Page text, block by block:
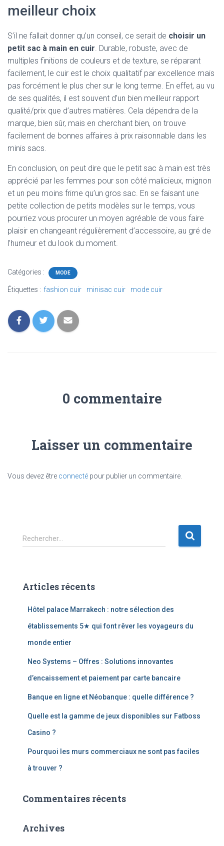
meilleur choix
S’il ne fallait donner qu’un conseil, ce serait de choisir un
petit sac à main en cuir . Durable, robuste, avec de
multiples finitions de couleurs et de texture, se réparant
facilement, le cuir est le choix qualitatif par excellence mais
pas forcément le plus cher sur le long terme. En effet, au vu
de ses qualités, il est souvent d’un bien meilleur rapport
qualité/prix que d’autres matières. Cela dépendra de la
marque, bien sûr, mais en cherchant bien, on trouve
facilement de bonnes affaires à prix raisonnable dans les
minis sacs.
En conclusion, on peut dire que le petit sac à main est très
apprécié par les femmes pour son côté malicieux, mignon
et un peu moins frime qu’un gros sac. En se faisant une
petite collection de petits modèles sur le temps, vous
pourriez vous procurer un moyen agréable de vous faire
plaisir en changeant régulièrement d’accessoire, au gré de
l’humeur et du look du moment.
Catégories : MODE
Étiquettes : fashion cuir minisac cuir mode cuir
0 commentaire
Laisser un commentaire
Vous devez être connecté pour publier un commentaire.
R
e
r
Rechercher…
Articles récents
Hôtel palace Marrakech : notre sélection des
établissements 5★ qui font rêver les voyageurs du
monde entier
Neo Systems – Offres : Solutions innovantes
d’encaissement et paiement par carte bancaire
Banque en ligne et Néobanque : quelle différence ?
Quelle est la gamme de jeux disponibles sur Fatboss
Casino ?
Pourquoi les murs commerciaux ne sont pas faciles
à trouver ?
Commentaires récents
Archives